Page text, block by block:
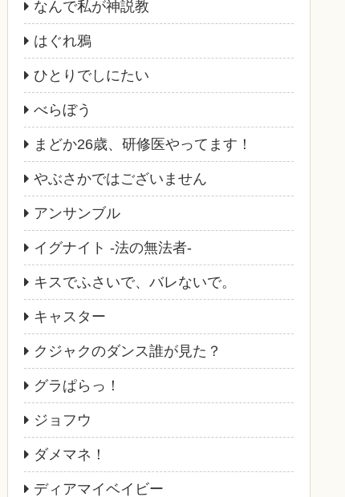
なんで私が神説教
はぐれ鴉
ひとりでしにたい
べらぼう
まどか26歳、研修医やってます！
やぶさかではございません
アンサンブル
イグナイト -法の無法者-
キスでふさいで、バレないで。
キャスター
クジャクのダンス誰が見た？
グラぱらっ！
ジョフウ
ダメマネ！
ディアマイベイビー